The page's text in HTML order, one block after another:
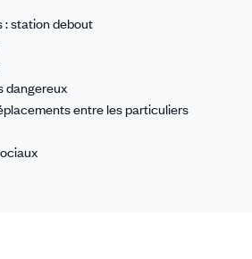
: station debout
dangereux
entre les particuliers